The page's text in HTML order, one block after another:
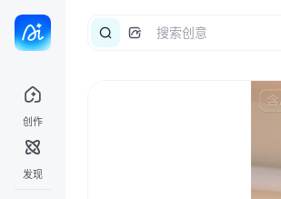
创作
发现